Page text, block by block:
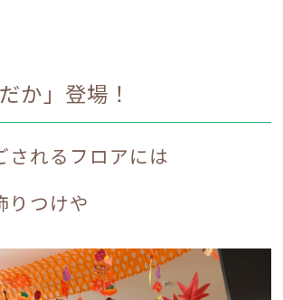
か」登場！
されるフロアには
りつけや
クシングライフとは
お知らせ